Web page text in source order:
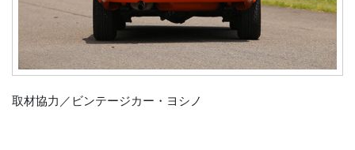
取材協力／ビンテージカー・ヨシノ